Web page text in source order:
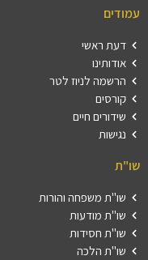
עמודים
דעת ראשי
אודותינו
הרשמה לניוז לטר
קורסים
שידורים חיים
נגישות
שו"ת
שו"ת משפחה והורות
שו"ת מודעות
שו"ת חסידות
שו"ת הלכה